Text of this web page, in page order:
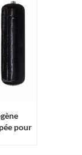
pour